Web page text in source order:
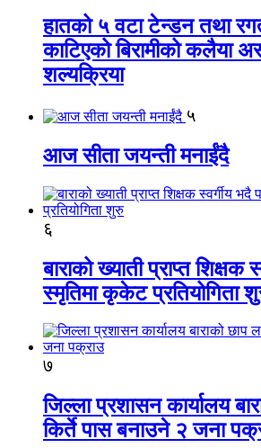
हातको ५ वटा टेन्डन तथा
काटिएको बिरामीको कलैया
शल्यक्रिया
५
आज सीता जयन्ती मनाईंदै
६
बाराको ख्याती प्राप्त
स्मृतिमा कृकेट प्रतियोगिता
७
जिल्ला प्रशासन कार्यालय
किर्ते पास बनाउने २ जना